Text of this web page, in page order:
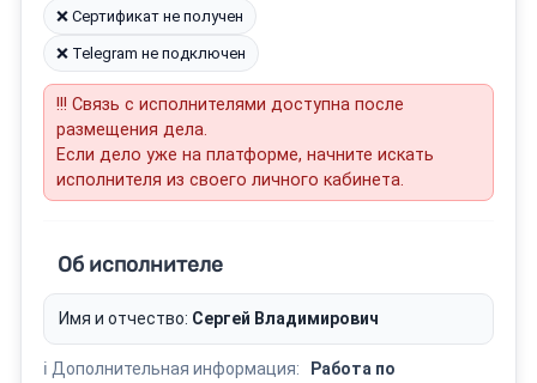
❌ Сертификат не получен
❌ Telegram не подключен
!!! Связь с исполнителями доступна после
размещения дела.
Если дело уже на платформе, начните искать
исполнителя из своего личного кабинета.
Об исполнителе
Имя и отчество: Сергей Владимирович
ℹ️ Дополнительная информация:
Работа по